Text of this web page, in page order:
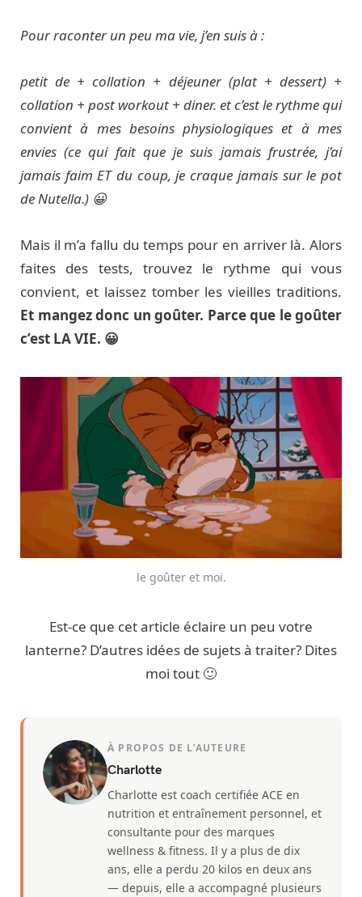
Pour raconter un peu ma vie, j’en suis à :
petit de + collation + déjeuner (plat + dessert) +
collation + post workout + diner. et c’est le rythme qui
convient à mes besoins physiologiques et à mes
envies (ce qui fait que je suis jamais frustrée, j’ai
jamais faim ET du coup, je craque jamais sur le pot
de Nutella.) 😀
Mais il m’a fallu du temps pour en arriver là. Alors
faites des tests, trouvez le rythme qui vous
convient, et laissez tomber les vieilles traditions.
Et mangez donc un goûter. Parce que le goûter
c’est LA VIE. 😀
le goûter et moi.
Est-ce que cet article éclaire un peu votre
lanterne? D’autres idées de sujets à traiter? Dites
moi tout 🙂
À PROPOS DE L’AUTEURE
Charlotte
Charlotte est coach certifiée ACE en
nutrition et entraînement personnel, et
consultante pour des marques
wellness & fitness. Il y a plus de dix
ans, elle a perdu 20 kilos en deux ans
— depuis, elle a accompagné plusieurs